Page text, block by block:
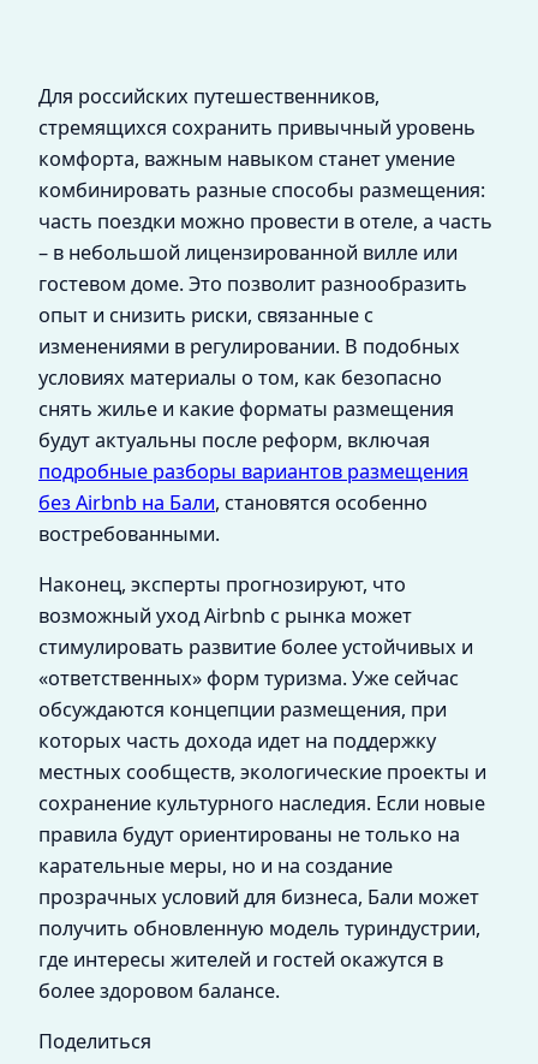
Для российских путешественников,
стремящихся сохранить привычный уровень
комфорта, важным навыком станет умение
комбинировать разные способы размещения:
часть поездки можно провести в отеле, а часть
– в небольшой лицензированной вилле или
гостевом доме. Это позволит разнообразить
опыт и снизить риски, связанные с
изменениями в регулировании. В подобных
условиях материалы о том, как безопасно
снять жилье и какие форматы размещения
будут актуальны после реформ, включая
подробные разборы вариантов размещения
без Airbnb на Бали, становятся особенно
востребованными.
Наконец, эксперты прогнозируют, что
возможный уход Airbnb с рынка может
стимулировать развитие более устойчивых и
«ответственных» форм туризма. Уже сейчас
обсуждаются концепции размещения, при
которых часть дохода идет на поддержку
местных сообществ, экологические проекты и
сохранение культурного наследия. Если новые
правила будут ориентированы не только на
карательные меры, но и на создание
прозрачных условий для бизнеса, Бали может
получить обновленную модель туриндустрии,
где интересы жителей и гостей окажутся в
более здоровом балансе.
Поделиться